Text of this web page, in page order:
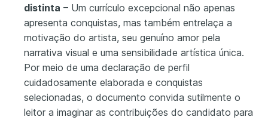
distinta – Um currículo excepcional não apenas
apresenta conquistas, mas também entrelaça a
motivação do artista, seu genuíno amor pela
narrativa visual e uma sensibilidade artística única.
Por meio de uma declaração de perfil
cuidadosamente elaborada e conquistas
selecionadas, o documento convida sutilmente o
leitor a imaginar as contribuições do candidato para